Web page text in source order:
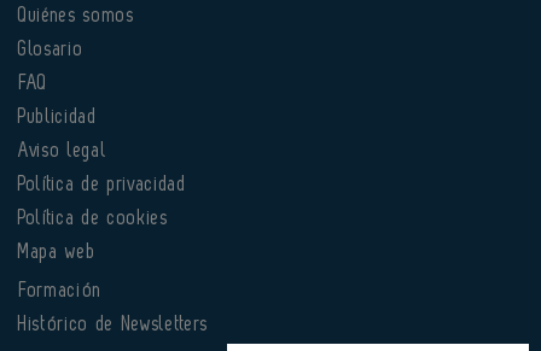
Quiénes somos
Glosario
FAQ
Publicidad
Aviso legal
Política de privacidad
Política de cookies
Mapa web
Formación
Histórico de Newsletters